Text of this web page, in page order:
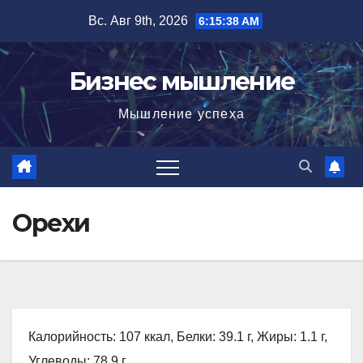
содержимому
Вс. Авг 9th, 2026 6:15:39 AM
Бизнес мышление
Мышление успеха
Орехи
Калорийность: 107 ккал, Белки: 39.1 г, Жиры: 1.1 г,